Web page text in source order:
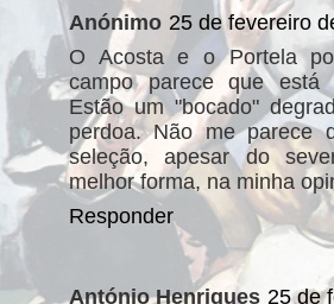
Anónimo 25 de fevereiro
O Acosta e o Portela
campo parece que está
Estão um "bocado"
perdoa. Não me parece
seleção, apesar do
melhor forma, na minha
Responder
António Henriques 25 de